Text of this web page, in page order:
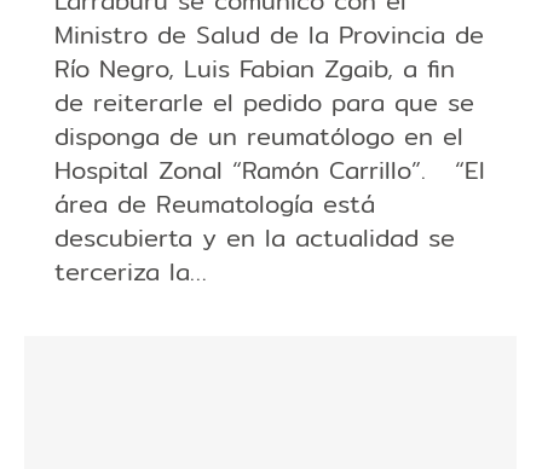
Ministro de Salud de la Provincia de
Río Negro, Luis Fabian Zgaib, a fin
de reiterarle el pedido para que se
disponga de un reumatólogo en el
Hospital Zonal “Ramón Carrillo”. “El
área de Reumatología está
descubierta y en la actualidad se
terceriza la…